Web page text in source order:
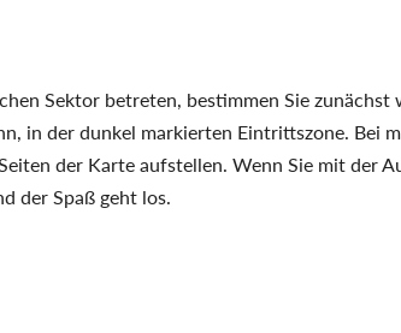
Sektor betreten, bestimmen Sie zunächst
in der dunkel markierten Eintrittszone. Bei
der Karte aufstellen. Wenn Sie mit der
der Spaß geht los.